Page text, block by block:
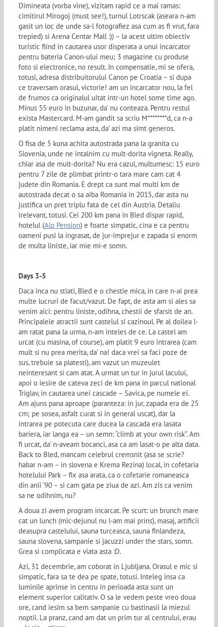
Dimineata (vorba vine), vizitam rapid ce a mai ramas:
cimitirul Mirogoj (must see!), turnul Lotrscak (aseara n-am
gasit un loc de unde sa-l fotografiez asa cum as fi vrut, fara
trepied) si Arena Centar Mall :)) – la acest ultim obiectiv
turistic fiind in cautarea usor disperata a unui incarcator
pentru bateria Canon-ului meu; 3 magazine cu produse
foto si electronice, no result. In compensatie, mi se ofera,
totusi, adresa distribuitorului Canon pe Croatia – si dupa
ce traversam orasul, victorie! am un incarcator nou, la fel
de frumos ca originalul uitat intr-un hotel some time ago.
Minus 55 euro in buzunar, da’ nu conteaza. Pentru restul
exista Mastercard. M-am gandit sa scriu M********d, ca n-a
platit nimeni reclama asta, da’ azi ma simt generos.
O fisa de 5 kuna achita autostrada pana la granita cu
Slovenia, unde ne intalnim cu mult-dorita vigneta. Really,
chiar asa de mult-dorita? Nu era cazul, multumesc: 15 euro
pentru 7 zile de plimbat printr-o tara mare cam cat 4
judete din Romania. E drept ca sunt mai multi km de
autostrada decat o sa aiba Romania in 2015, dar asta nu
justifica un pret triplu fata de cel din Austria. Detaliu
irelevant, totusi. Cei 200 km pana in Bled dispar rapid,
hotelul (Alp Pension) e foarte simpatic, cina e ca pentru
oameni pusi la ingrasat, de jur-imprejur e zapada si enorm
de multa liniste, iar mie mi-e somn.
Days 3-5
Daca inca nu stiati, Bled e o chestie mica, in care n-ai prea
multe lucruri de facut/vazut. De fapt, de asta am si ales sa
venim aici: pentru liniste, odihna, chestii de sfarsit de an.
Principalele atractii sunt castelul si cazinoul. Pe al doilea l-
am ratat pana la urma, n-am inteles de ce. La castel am
urcat (cu masina, of course), am platit 9 euro intrarea (cam
mult si nu prea merita, da’ na! daca vrei sa faci poze de
sus, trebuie sa platesti), am vazut un muzeulet
neinteresant si cam atat. A urmat un tur in jurul lacului,
apoi o iesire de cateva zeci de km pana in parcul national
Triglav, in cautarea unei cascade – Savica, pe numele ei.
Am ajuns pana aproape (paranteza: in jur, zapada era de 25
cm; pe sosea, asfalt curat si in general uscat), dar la
intrarea pe potecuta care ducea la cascada era lasata
bariera, iar langa ea – un semn: “climb at your own risk”. Am
fi urcat, da’ n-aveam bocanci, asa ca am lasat-o pe alta data.
Back to Bled, mancam celebrul cremsnit (asa se scrie?
habar n-am – in slovena e Krema Rezina) local, in cofetaria
hotelului Park – fix asa arata, ca o cofetarie romaneasca
din anii ’90 – si cam gata pe ziua de azi. Am zis ca venim
sa ne odihnim, nu?
A doua zi avem program incarcat. Pe scurt: un brunch mare
cat un lunch (mic-dejunul nu l-am mai prins), masaj, artificii
deasupra castelului, sauna turceasca, sauna finlandeza,
sauna slovena, sampanie si jacuzzi under the stars, somn.
Grea si complicata e viata asta :D.
Azi, 31 decembrie, am coborat in Ljubljana. Orasul e mic si
simpatic, fara sa te dea pe spate, totusi. Inteleg insa ca
luminile aprinse in centru in perioada asta sunt un
element superior calitativ. O sa le vedem peste vreo doua
ore, cand iesim sa bem sampanie cu bastinasii la miezul
noptii. La pranz, cand am dat un prim tur al centrului, erau